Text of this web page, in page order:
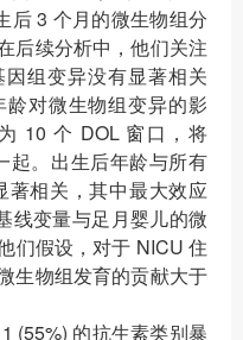
后 3 个月的微生物组分
后续分析中，他们关注
组变异没有显著相关
对微生物组变异的影
10 个 DOL 窗口，将
起。出生后年龄与所有
著相关，其中最大效应
线变量与足月婴儿的微
们假设，对于 NICU 住
生物组发育的贡献大于
(55%) 的抗生素类别暴